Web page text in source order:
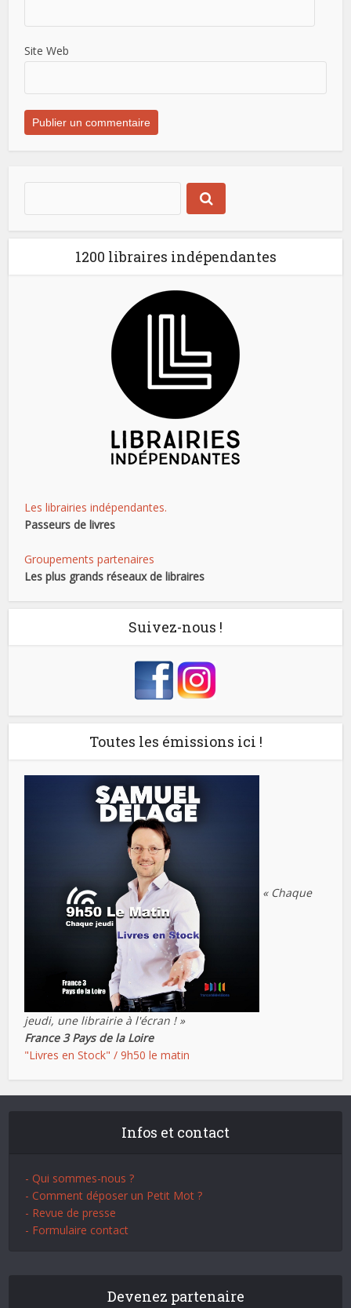
Site Web
1200 libraires indépendantes
Les librairies indépendantes.
Passeurs de livres
Groupements partenaires
Les plus grands réseaux de libraires
Suivez-nous !
Toutes les émissions ici !
« Chaque
jeudi, une librairie à l'écran ! »
France 3 Pays de la Loire
"Livres en Stock" / 9h50 le matin
Infos et contact
- Qui sommes-nous ?
- Comment déposer un Petit Mot ?
- Revue de presse
- Formulaire contact
Devenez partenaire